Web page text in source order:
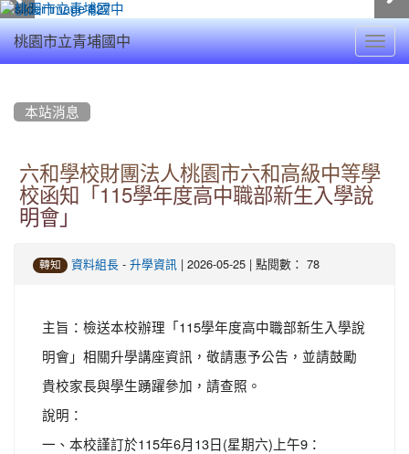
桃園市立青埔國中
本站消息
六和學校財團法人桃園市六和高級中等學
校函知「115學年度高中職部新生入學說
明會」
轉知 資料組長 - 升學資訊 | 2026-05-25 | 點閱數： 78
主旨：檢送本校辦理「115學年度高中職部新生入學說
明會」相關升學講座資訊，敬請惠予公告，並請鼓勵
貴校家長與學生踴躍參加，請查照。
說明：
一、本校謹訂於115年6月13日(星期六)上午9：